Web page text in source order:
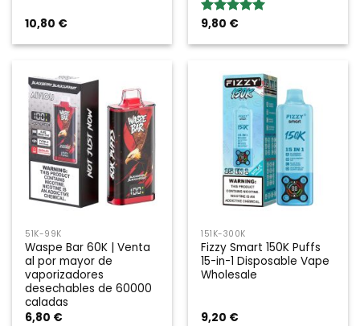
10,80 €
Valoración:
5
9,80 €
51K-99K
Waspe Bar 60K | Venta
al por mayor de
vaporizadores
desechables de 60000
caladas
6,80 €
151K-300K
Fizzy Smart 150K Puffs
15-in-1 Disposable Vape
Wholesale
9,20 €